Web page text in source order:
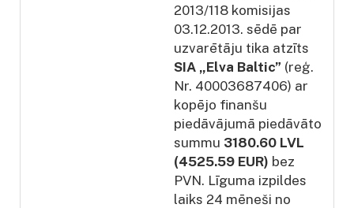
2013/118 komisijas
03.12.2013. sēdē par
uzvarētāju tika atzīts
SIA „Elva Baltic” (reģ.
Nr. 40003687406) ar
kopējo finanšu
piedāvājumā piedāvāto
summu 3180.60 LVL
(4525.59 EUR) bez
PVN. Līguma izpildes
laiks 24 mēneši no